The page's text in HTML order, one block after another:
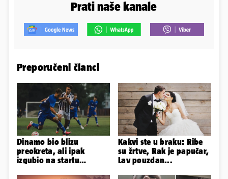
Prati naše kanale
Preporučeni članci
Dinamo bio blizu
preokreta, ali ipak
izgubio na startu
Kakvi ste u braku: Ribe
su žrtve, Rak je papučar,
Lav pouzdan...